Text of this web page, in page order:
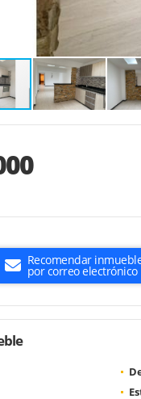
Recomendar
por correo electrónico